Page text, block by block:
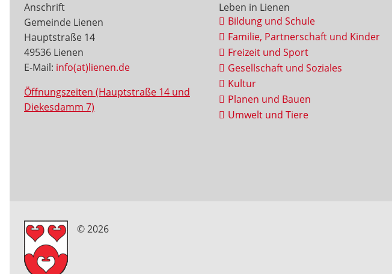
Anschrift
Gemeinde Lienen
Hauptstraße 14
49536 Lienen
E-Mail: info(at)lienen.de
Öffnungszeiten (Hauptstraße 14 und
Diekesdamm 7)
Leben in Lienen
Bildung und Schule
Familie, Partnerschaft und Kinder
Freizeit und Sport
Gesellschaft und Soziales
Kultur
Planen und Bauen
Umwelt und Tiere
© 2026